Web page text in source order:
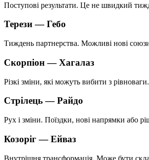
Поступові результати. Це не швидкий
Терези —Гебо
Тиждень партнерства. Можливі нові
Скорпіон —Хагалаз
Різкі зміни, які можуть вибити з
Стрілець —Райдо
Рух і зміни. Поїздки, нові напрямки або
Козоріг —Ейваз
Внутрішня трансформація. Може бути